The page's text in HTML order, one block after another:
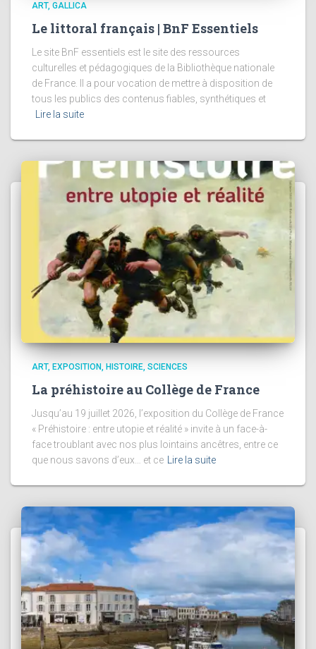
ART GALLICA
Le littoral français | BnF Essentiels
Le site BnF essentiels est le site des ressources
culturelles et pédagogiques de la Bibliothèque nationale
de France. Il a pour vocation de mettre à disposition de
tous les publics des contenus fiables, synthétiques et
Lire la suite
ART EXPOSITION HISTOIRE SCIENCES
La préhistoire au Collège de France
Jusqu’au 19 juillet 2026, l’exposition du Collège de France
« Préhistoire : entre utopie et réalité » invite à un face-à-
face troublant avec nos plus lointains ancêtres, entre ce
que nous savons d’eux… et ce Lire la suite